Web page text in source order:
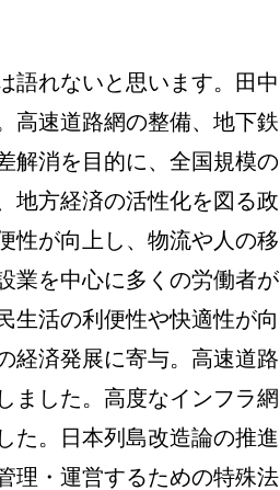
語れないと思います。田中
高速道路網の整備、地下鉄
解消を目的に、全国規模の
地方経済の活性化を図る政
性が向上し、物流や人の移
業を中心に多くの労働者が
生活の利便性や快適性が向
経済発展に寄与。高速道路
ました。高度なインフラ網
た。日本列島改造論の推進
理・運営するための特殊法